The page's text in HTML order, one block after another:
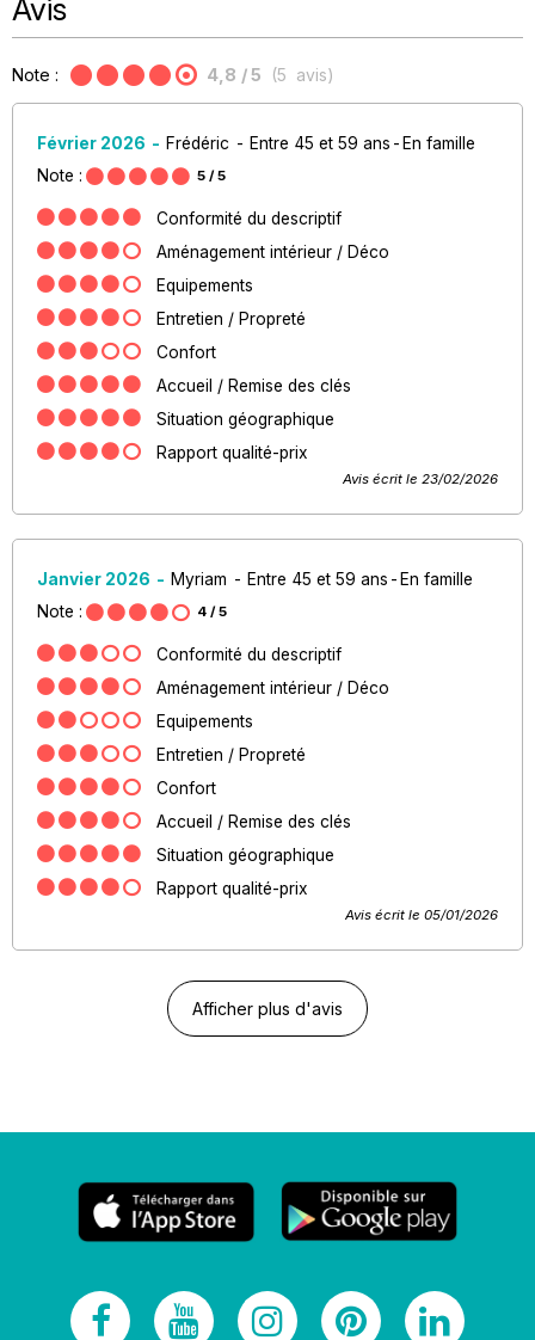
Avis
Note : 4,8 / 5 (5 avis)
Février 2026 Frédéric Entre 45 et 59 ans
En famille
Note :
5 / 5
Conformité du descriptif
Aménagement intérieur / Déco
Equipements
Entretien / Propreté
Confort
Accueil / Remise des clés
Situation géographique
Rapport qualité-prix
Avis écrit le 23/02/2026
Janvier 2026 Myriam Entre 45 et 59 ans
En famille
Note :
4 / 5
Conformité du descriptif
Aménagement intérieur / Déco
Equipements
Entretien / Propreté
Confort
Accueil / Remise des clés
Situation géographique
Rapport qualité-prix
Avis écrit le 05/01/2026
Afficher plus d'avis